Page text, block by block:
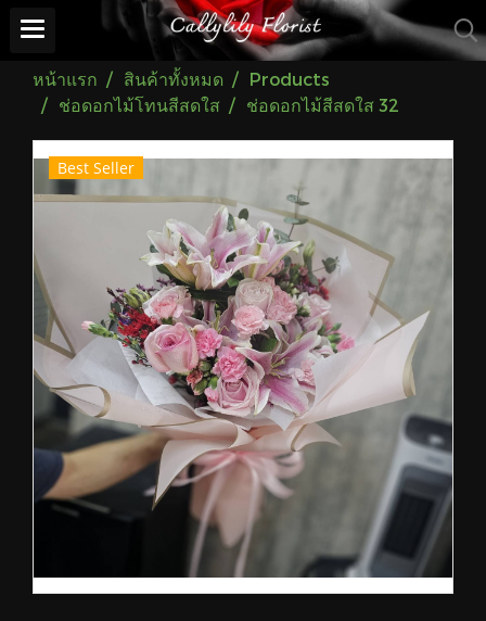
หน้าแรก สินค้าทั้งหมด
Products
ช่อดอกไม้โทนสีสดใส
ช่อดอกไม้สีสดใส 32
Best Seller